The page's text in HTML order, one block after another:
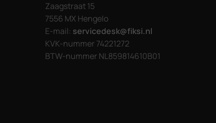
Zaagstraat 15
7556 MX Hengelo
E-mail: servicedesk@fiksi.nl
KVK-nummer 74221272
BTW-nummer NL859814610B01